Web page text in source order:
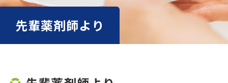
先輩薬剤師より